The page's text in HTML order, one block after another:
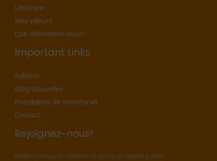
L’histoire
Nos valeurs
Que défendons-nous?
Important Links
Adhérer
Blog/Nouvelles
Possibilités de volontariat
Contact
Rejoignez-nous!
Mettons-nous en relation et ayons un impact positif